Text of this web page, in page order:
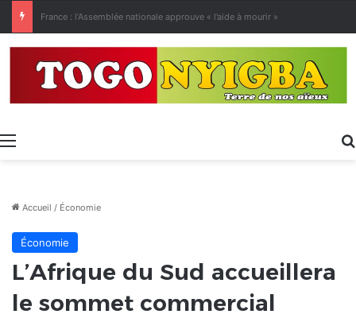
Menu
Accueil / Économie
Économie
L’Afrique du Sud accueillera
le sommet commercial